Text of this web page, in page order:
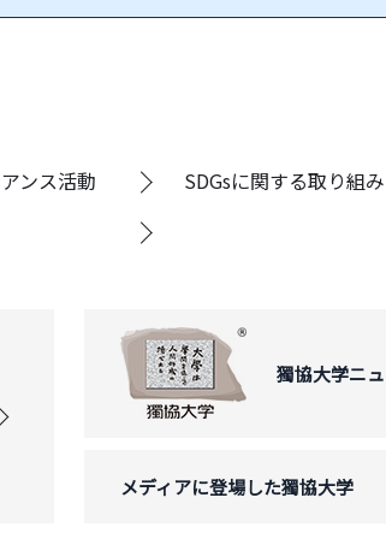
ンス活動
SDGsに関する取り組み
獨協大学ニ
メディアに登場した獨協大学